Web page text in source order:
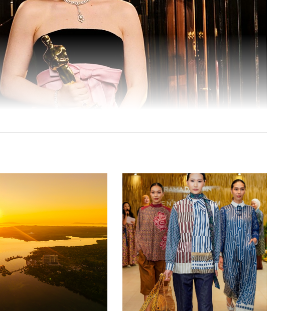
Courtesy of The Academy | Photographed by Matt Sayles
dapat dikatakan tahun persaingan film terketat, masing-masing film